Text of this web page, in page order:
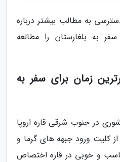
به مطالب بیشتر درباره
به بلغارستان را مطالعه
زمان برای سفر به
در جنوب شرقی قاره اروپا
کلیت ورود جبهه های گرما و
و خوبی در قاره اختصاص